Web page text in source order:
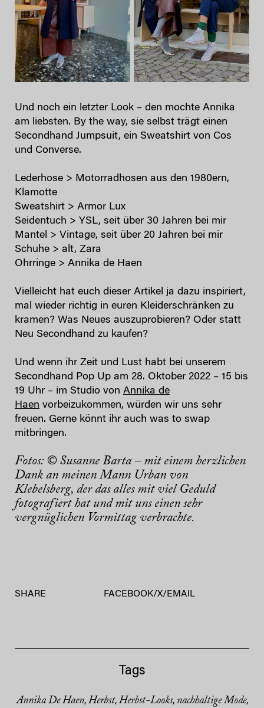
Und noch ein letzter Look – den mochte Annika
am liebsten. By the way, sie selbst trägt einen
Secondhand Jumpsuit, ein Sweatshirt von Cos
und Converse.
Lederhose > Motorradhosen aus den 1980ern,
Klamotte
Sweatshirt > Armor Lux
Seidentuch > YSL, seit über 30 Jahren bei mir
Mantel > Vintage, seit über 20 Jahren bei mir
Schuhe > alt, Zara
Ohrringe > Annika de Haen
Vielleicht hat euch dieser Artikel ja dazu inspiriert,
mal wieder richtig in euren Kleiderschränken zu
kramen? Was Neues auszuprobieren? Oder statt
Neu Secondhand zu kaufen?
Und wenn ihr Zeit und Lust habt bei unserem
Secondhand Pop Up am 28. Oktober 2022 – 15 bis
19 Uhr – im Studio von Annika de
Haen vorbeizukommen, würden wir uns sehr
freuen. Gerne könnt ihr auch was to swap
mitbringen.
Fotos: © Susanne Barta – mit einem herzlichen
Dank an meinen Mann Urban von
Klebelsberg, der das alles mit viel Geduld
fotografiert hat und mit uns einen sehr
vergnüglichen Vormittag verbrachte.
SHARE FACEBOOK/X/ EMAIL
Tags
Annika De Haen, Herbst, Herbst-Looks, nachhaltige Mode,